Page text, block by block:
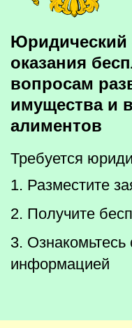
Юридический
оказания
вопросам
имущества и
алиментов
Требуется
1. Разместите
2. Получите
3.
информацией